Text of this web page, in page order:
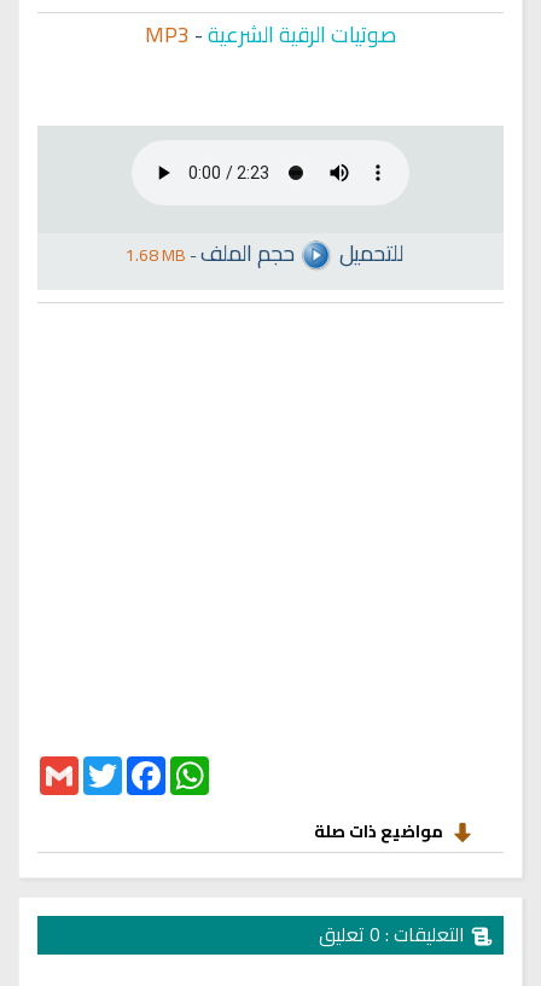
صوتيات الرقية الشرعية-
MP3
1.68 MB- للتحميل حجم الملف
GmailTwitter
FacebookWhatsApp
مواضيع ذات صلة
التعليقات : 0 تعليق